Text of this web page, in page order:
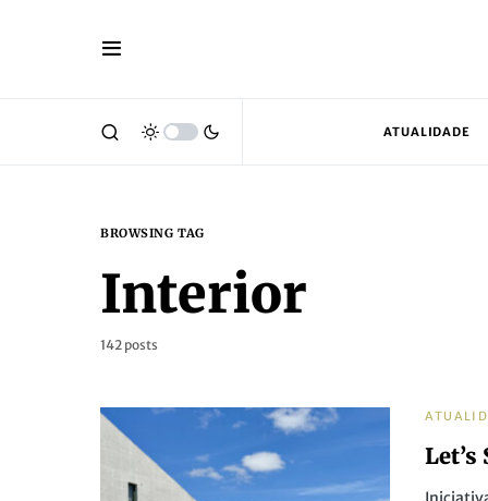
ATUALIDADE
BROWSING TAG
Interior
142 posts